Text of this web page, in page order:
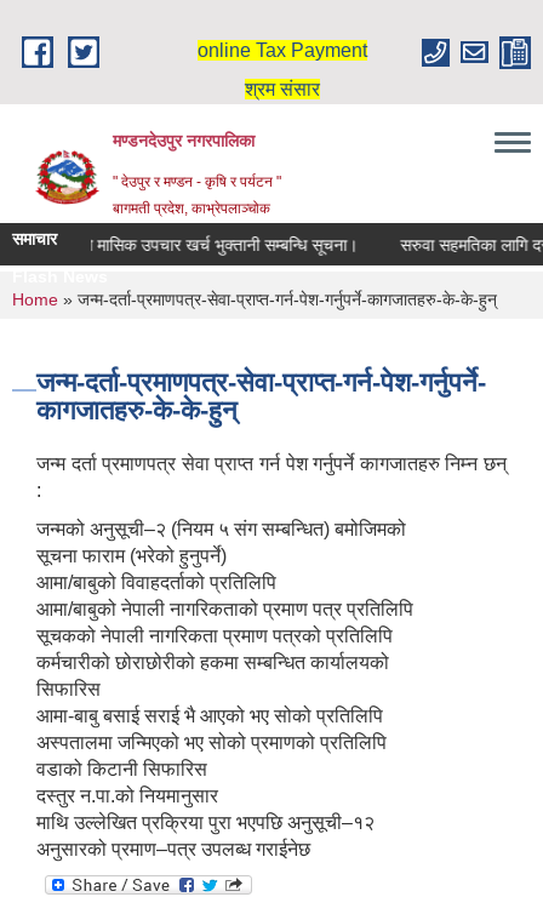
online Tax Payment
श्रम संसार
मण्डनदेउपुर नगरपालिका
" देउपुर र मण्डन - कृषि र पर्यटन "
बागमती प्रदेश, काभ्रेपलाञ्चोक
समाचारदिर्घ रोगि मासिक उपचार खर्च भुक्तानी सम्बन्धि सूचना।
सरुवा सहमतिका लागि
You are here
Home » जन्म-दर्ता-प्रमाणपत्र-सेवा-प्राप्त-गर्न-पेश-गर्नुपर्ने-कागजातहरु-के-के-हुन्
जन्म-दर्ता-प्रमाणपत्र-सेवा-प्राप्त-गर्न-पेश-गर्नुपर्ने-
कागजातहरु-के-के-हुन्
जन्म दर्ता प्रमाणपत्र सेवा प्राप्त गर्न पेश गर्नुपर्ने कागजातहरु निम्न छन्
:
जन्मको अनुसूची–२ (नियम ५ संग सम्बन्धित) बमोजिमको
सूचना फाराम (भरेको हुनुपर्ने)
आमा/बाबुको विवाहदर्ताको प्रतिलिपि
आमा/बाबुको नेपाली नागरिकताको प्रमाण पत्र प्रतिलिपि
सूचकको नेपाली नागरिकता प्रमाण पत्रको प्रतिलिपि
कर्मचारीको छोराछोरीको हकमा सम्बन्धित कार्यालयको
सिफारिस
आमा-बाबु बसाई सराई भै आएको भए सोको प्रतिलिपि
अस्पतालमा जन्मिएको भए सोको प्रमाणको प्रतिलिपि
वडाको किटानी सिफारिस
दस्तुर न.पा.को नियमानुसार
माथि उल्लेखित प्रक्रिया पुरा भएपछि अनुसूची–१२
अनुसारको प्रमाण–पत्र उपलब्ध गराईनेछ